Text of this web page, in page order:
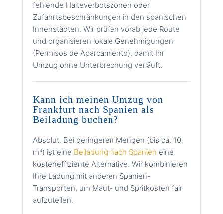
fehlende Halteverbotszonen oder
Zufahrtsbeschränkungen in den spanischen
Innenstädten. Wir prüfen vorab jede Route
und organisieren lokale Genehmigungen
(Permisos de Aparcamiento), damit Ihr
Umzug ohne Unterbrechung verläuft.
Kann ich meinen Umzug von
Frankfurt nach Spanien als
Beiladung buchen?
Absolut. Bei geringeren Mengen (bis ca. 10
m³) ist eine Beiladung nach Spanien eine
kosteneffiziente Alternative. Wir kombinieren
Ihre Ladung mit anderen Spanien-
Transporten, um Maut- und Spritkosten fair
aufzuteilen.